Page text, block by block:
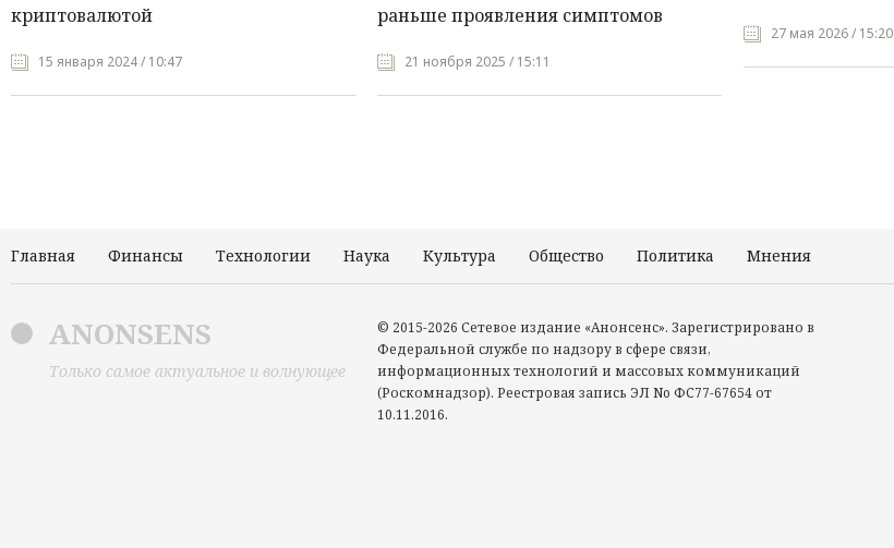
криптовалютой
15 января 2024 / 10:47
раньше проявления симптомов
21 ноября 2025 / 15:11
27 мая 2026 / 15:20
Главная Финансы Технологии Наука Культура Общество Политика Мнения
ANONSENS
Только самое актуальное и волнующее
© 2015-2026 Сетевое издание «Анонсенс». Зарегистрировано в
Федеральной службе по надзору в сфере связи,
информационных технологий и массовых коммуникаций
(Роскомнадзор). Реестровая запись ЭЛ No ФС77-67654 от
10.11.2016.